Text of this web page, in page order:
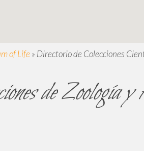
of Life » Directorio de Colecciones
de Zoología